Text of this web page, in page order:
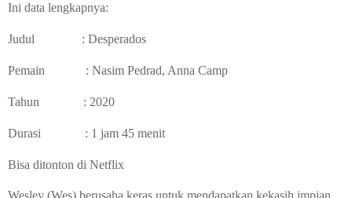
Ini data lengkapnya:
Judul : Desperados
Pemain : Nasim Pedrad, Anna Camp
Tahun : 2020
Durasi : 1 jam 45 menit
Bisa ditonton di Netflix